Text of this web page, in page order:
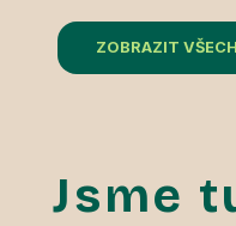
ZOBRAZIT
Jsme